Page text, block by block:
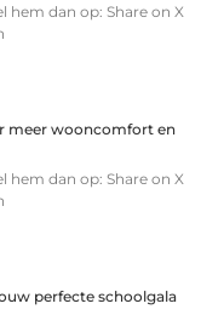
hem dan op: Share on X
meer wooncomfort en
hem dan op: Share on X
perfecte schoolgala